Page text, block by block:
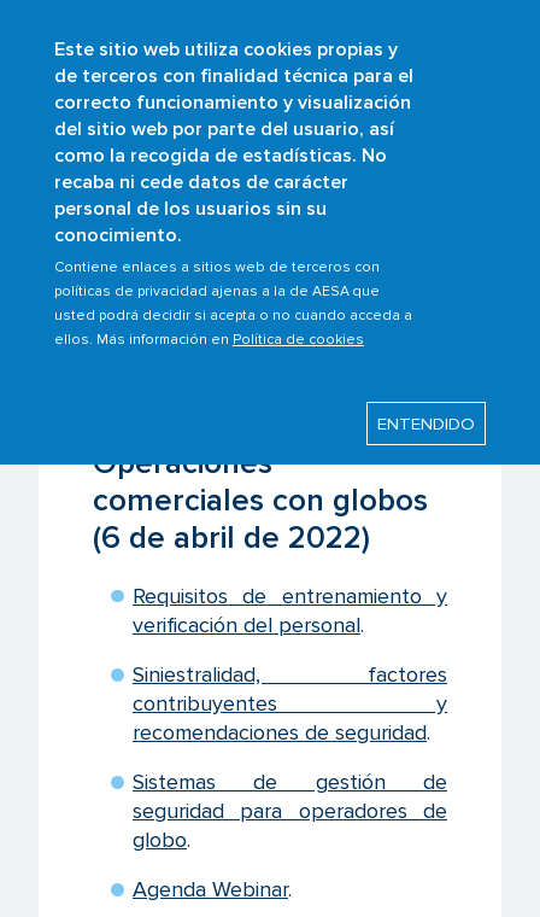
Este sitio web utiliza cookies propias y
de terceros con finalidad técnica para el
correcto funcionamiento y visualización
del sitio web por parte del usuario, así
como la recogida de estadísticas. No
recaba ni cede datos de carácter
personal de los usuarios sin su
conocimiento.
Contiene enlaces a sitios web de terceros con
políticas de privacidad ajenas a la de AESA que
usted podrá decidir si acepta o no cuando acceda a
ellos. Más información en Política de cookies
ENTENDIDO
Pasar
al
contenido
principal
Buscar
Sobrescribir
enlaces
de
ayuda
a
la
Inicio Ámbitos
Aviación general
Actividades con el sector
Encuentro de Trabajo Operaciones
comerciales con globos (6 de abril de 2022)
Última modificación: Martes, 7 Febrero 2023
Encuentro de Trabajo
Operaciones
comerciales con globos
(6 de abril de 2022)
Requisitos de entrenamiento y
verificación del personal.
Siniestralidad, factores
contribuyentes y
recomendaciones de seguridad.
Sistemas de gestión de
seguridad para operadores de
globo.
Agenda Webinar.